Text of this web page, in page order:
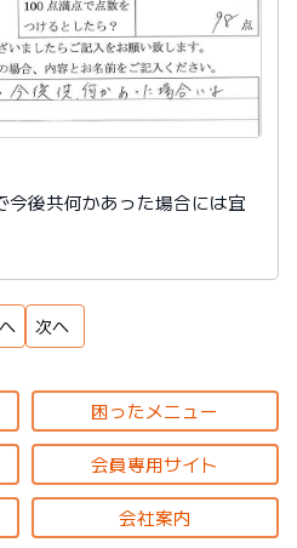
後共何かあった場合には宜
次へ
困ったメニュー
会員専用サイト
会社案内